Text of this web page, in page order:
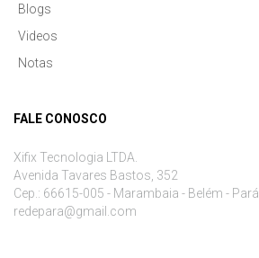
Blogs
Videos
Notas
FALE CONOSCO
Xifix Tecnologia LTDA.
Avenida Tavares Bastos, 352
Cep.: 66615-005 - Marambaia - Belém - Pará
redepara@gmail.com